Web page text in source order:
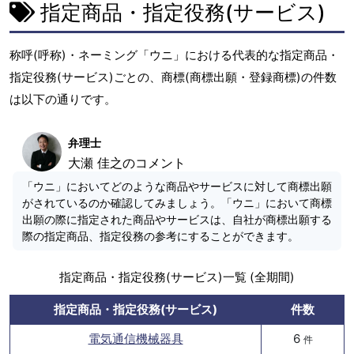
指定商品・指定役務(サービス)
称呼(呼称)・ネーミング「ウニ」における代表的な指定商品・
指定役務(サービス)ごとの、商標(商標出願・登録商標)の件数
は以下の通りです。
弁理士
大瀬 佳之のコメント
「ウニ」においてどのような商品やサービスに対して商標出願
がされているのか確認してみましょう。「ウニ」において商標
出願の際に指定された商品やサービスは、自社が商標出願する
際の指定商品、指定役務の参考にすることができます。
指定商品・指定役務(サービス)一覧 (全期間)
指定商品・指定役務(サービス)
件数
電気通信機械器具
6 件